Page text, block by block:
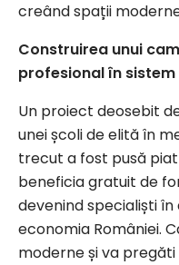
creând spații
Construirea unui
profesional în sistem
Un proiect deosebit
unei școli de elită în
trecut a fost pusă
beneficia gratuit de
devenind specialiști
economia României.
moderne și va